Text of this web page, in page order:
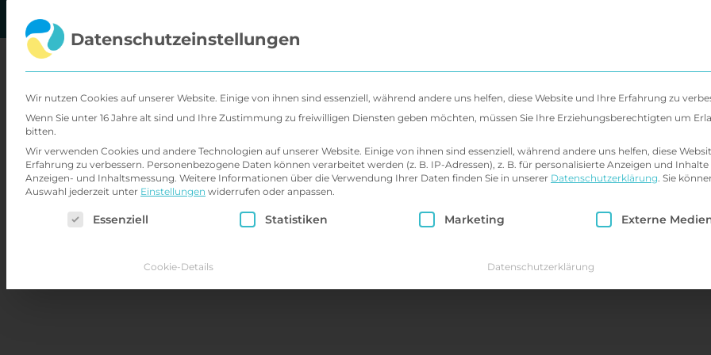
Inhalt
springen
Über uns Diagnostik & Behandlung Seminare
Datenschutzeinstellungen
Wir nutzen Cookies auf unserer Website. Einige von ihnen sind essenziell, während andere uns helfen, diese Website und Ihre Erfahrung zu
Wenn Sie unter 16 Jahre alt sind und Ihre Zustimmung zu freiwilligen Diensten geben möchten, müssen Sie Ihre Erziehungsberechtigten um
bitten.
Wir verwenden Cookies und andere Technologien auf unserer Website. Einige von ihnen sind essenziell, während andere uns helfen, diese
Erfahrung zu verbessern. Personenbezogene Daten können verarbeitet werden (z. B. IP-Adressen), z. B. für personalisierte Anzeigen und
Anzeigen- und Inhaltsmessung. Weitere Informationen über die Verwendung Ihrer Daten finden Sie in unserer Datenschutzerklärung. Sie
Auswahl jederzeit unter Einstellungen widerrufen oder anpassen.
Es folgt eine Liste der Service-Gruppen, für die eine Einwilligung erteilt werden kann. Die
Essenziell Statistiken Marketing Externe
Cookie-Details Datenschutzerklärung